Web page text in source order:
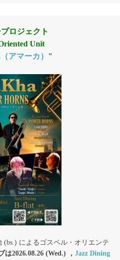
ロジェクト
Unit
アマーカ） "
(bs.) によるゴスペル・オリエンテ
は2026.08.26 (Wed.) ， Jazz Dining